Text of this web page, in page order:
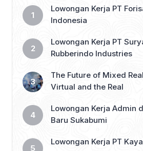
Lowongan Kerja PT
Indonesia
Lowongan Kerja PT
Rubberindo Industries
The Future of Mixed
Virtual and the Real
Lowongan Kerja Admin
Baru Sukabumi
Lowongan Kerja PT